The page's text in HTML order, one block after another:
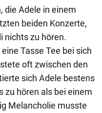
die Adele in einem
beiden Konzerte,
nichts zu hören.
Tasse Tee bei sich
oft zwischen den
sich Adele bestens
zu hören als bei einem
Melancholie musste